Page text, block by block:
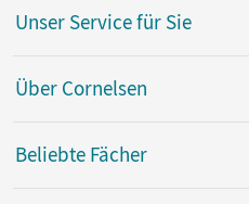
Unser Service für Sie
Über Cornelsen
Beliebte Fächer